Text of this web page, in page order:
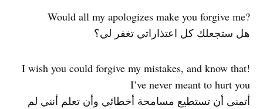
?Would all my apologizes make you forgive me
هل ستجعلك كل اعتذاراتي تغفر لي؟
!I wish you could forgive my mistakes, and know that
I’ve never meant to hurt you
أتمنى أن تستطيع مسامحة أخطائي وأن تعلم أنني لم